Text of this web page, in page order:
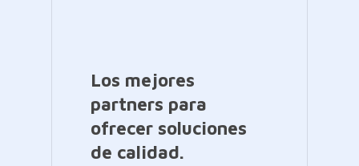
Los mejores
partners para
ofrecer soluciones
de calidad.